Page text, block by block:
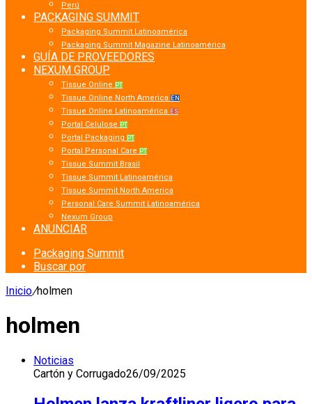
Perú
PACKAGING SUMMIT
Packaging Summit Latinoamérica
Packaging Summit Magazine Latinoamérica
GUÍA DE PROVEEDORES
NEXUM GROUP
Tissue Online PT
Tissue Online North America EN
Tissue Online Latinoamérica ES
Portal Celulose PT
Portal Packaging PT
Portal Personal Care PT
Tissue Summit Brasil
Tissue Summit Latinoamérica
Tissue Summit North America
Personal Care Summit Latinoamérica
Nexum Group
ANUNCIAR
Packaging Summit
Buscar por
Inicio/holmen
holmen
Noticias
Cartón y Corrugado26/09/2025